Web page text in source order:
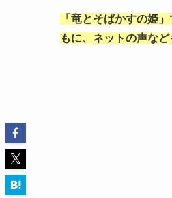
「竜とそばかすの姫
もに、ネットの声な